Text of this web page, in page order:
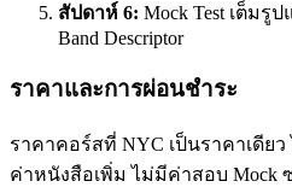
สัปดาห์ 6: Mock Test เต็มรู
Band Descriptor
ราคาและการผ่อนชำระ
ราคาคอร์สที่ NYC เป็นราคาเดีย
ค่าหนังสือเพิ่ม ไม่มีค่าสอบ Mock